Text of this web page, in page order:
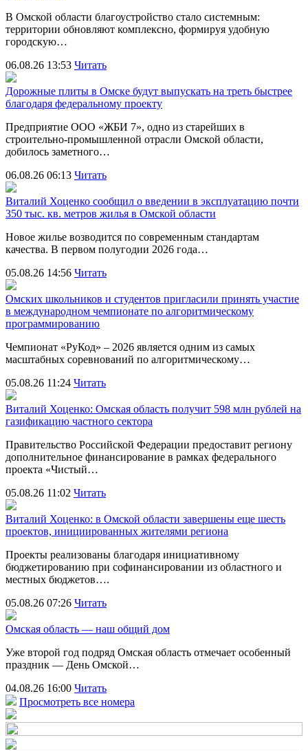
В Омской области благоустройство стало системным:
территории обновляют комплексно, формируя удобную
городскую…
06.08.26 13:53 Читать
Дорожные плиты в Омске будут выпускать на треть быстрее
благодаря федеральному проекту
Предприятие ООО «ЖБИ 7», одно из старейших в
строительно‑промышленной отрасли Омской области,
добилось заметного…
06.08.26 06:13 Читать
Виталий Хоценко сообщил о введении в эксплуатацию почти
350 тыс. кв. метров жилья в Омской области
Новое жилье возводится по современным стандартам
качества. В первом полугодии 2026 года…
05.08.26 14:56 Читать
Омских школьников и студентов пригласили принять участие
в международном чемпионате по алгоритмическому
программированию
Чемпионат «РуКод» – 2026 является одним из самых
масштабных соревнований по алгоритмическому…
05.08.26 11:24 Читать
Виталий Хоценко: Омская область получит 598 млн рублей на
газификацию частного сектора
Правительство Российской Федерации предоставит региону
дополнительное финансирование в рамках федерального
проекта «Чистый…
05.08.26 11:02 Читать
Виталий Хоценко: в Омской области завершены еще шесть
проектов, инициированных жителями региона
Проекты реализованы благодаря инициативному
бюджетированию при софинансировании из областного и
местных бюджетов….
05.08.26 07:26 Читать
Омская область — наш общий дом
Уже второй год подряд Омская область отмечает особенный
праздник — День Омской…
04.08.26 16:00 Читать
Просмотреть все номера